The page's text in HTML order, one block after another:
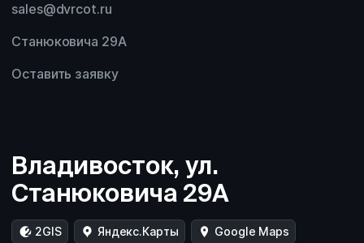
sales@dvrcot.ru
Станюковича 29А
Оставить заявку
Владивосток, ул.
Станюковича 29А
2GIS Яндекс.Карты Google Maps